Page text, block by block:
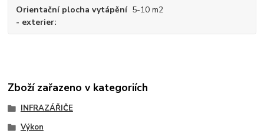
Orientační plocha vytápění
- exterier
5-10 m2
Zboží zařazeno v kategoriích
INFRAZÁŘIČE
Výkon